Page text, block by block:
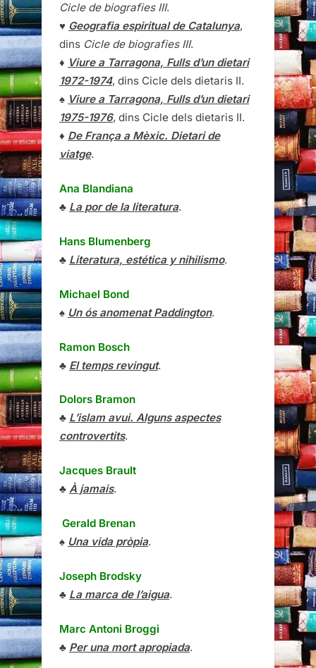
Cicle de biografies III.
♥ Geografia espiritual de Catalunya,
dins Cicle de biografies III.
♦ Viure a Tarragona, Fulls d’un dietari
1972-1974, dins Cicle dels dietaris II.
♠ Viure a Tarragona, Fulls d’un dietari
1975-1976, dins Cicle dels dietaris II.
♦ De França a Mèxic. Dietari de
viatge.
Ana Blandiana
♣ La por de la literatura.
Hans Blumenberg
♣ Literatura, estética y nihilismo.
Michael Bond
♠ Un ós anomenat Paddington.
Ramon Bosch
♣ El temps revingut.
Dolors Bramon
♣ L’islam avui. Alguns aspectes
controvertits.
Jacques Brault
♣ À jamais.
Gerald Brenan
♠ Una vida pròpia.
Joseph Brodsky
♣ La marca de l’aigua.
Marc Antoni Broggi
♣ Per una mort apropiada.